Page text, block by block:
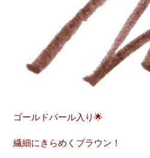
ゴールドパール入り🌟
繊細にきらめくブラウン！